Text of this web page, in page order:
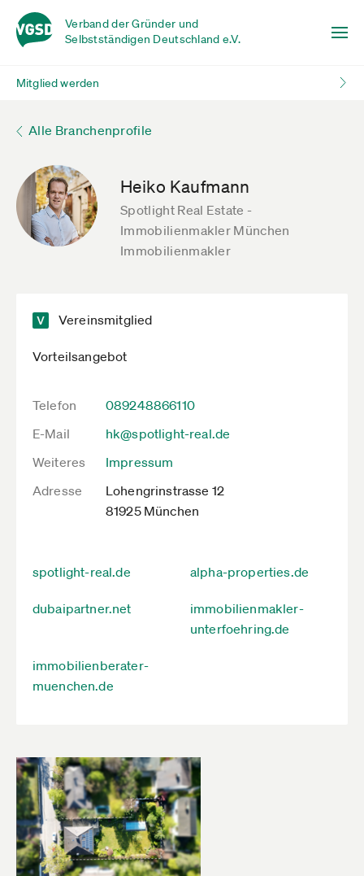
Verband der Gründer und
Selbstständigen Deutschland e.V.
Mitglied werden
Alle Branchenprofile
Heiko Kaufmann
Spotlight Real Estate -
Immobilienmakler München
Immobilienmakler
Vereinsmitglied
Vorteilsangebot
Telefon
089248866110
E-Mail
hk@spotlight-real.de
Weiteres
Impressum
Adresse
Lohengrinstrasse 12
81925 München
spotlight-real.de alpha-properties.de
dubaipartner.net
immobilienmakler-
unterfoehring.de
immobilienberater-
muenchen.de